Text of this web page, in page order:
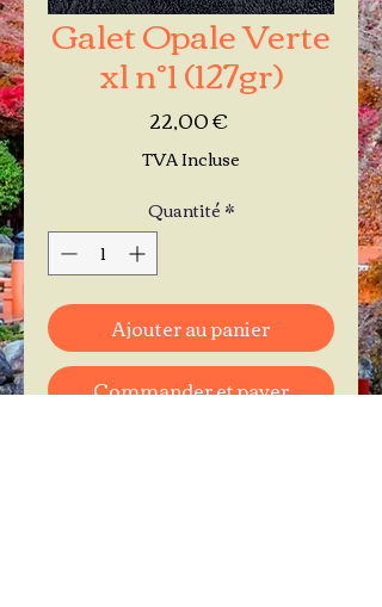
Galet Opale Verte
xl n°1 (127gr)
22,00 €Prix
TVA Incluse
Quantité*
Ajouter au panier
Commander et payer